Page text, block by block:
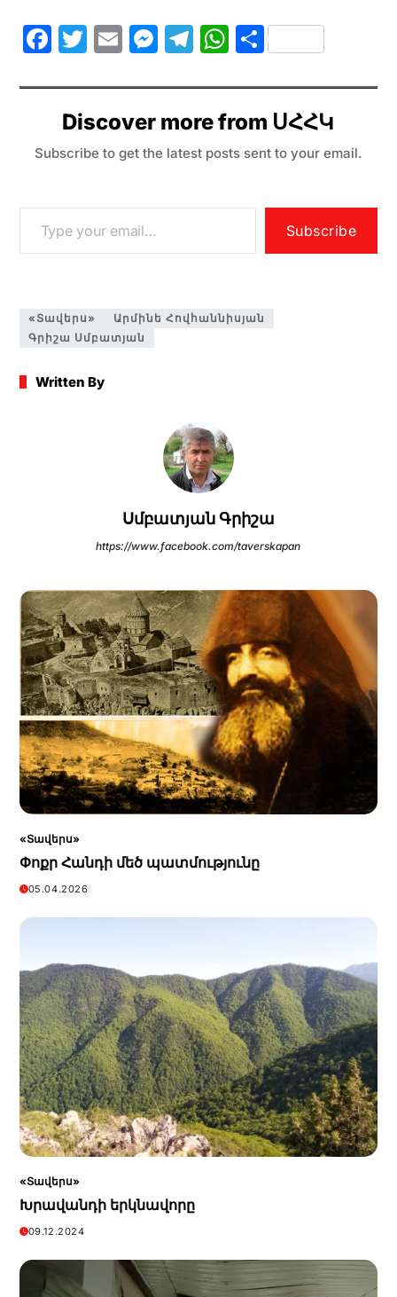
F
c
e
b
o
k
T
itt
er
E
ai
l
M
s
s
e
g
T
e
gr
a
W
at
s
A
p
S
ar
e
Discover more from ՍՀՀԿ
Subscribe to get the latest posts sent to your email.
Subscribe
«Տավերս»
Արմինե Հովհաննիսյան
Գրիշա Սմբատյան
Written By
Սմբատյան Գրիշա
https://www.facebook.com/taverskapan
«Տավերս»
Փոքր Հանդի մեծ պատմությունը
05.04.2026
«Տավերս»
Խրավանդի երկնավորը
09.12.2024